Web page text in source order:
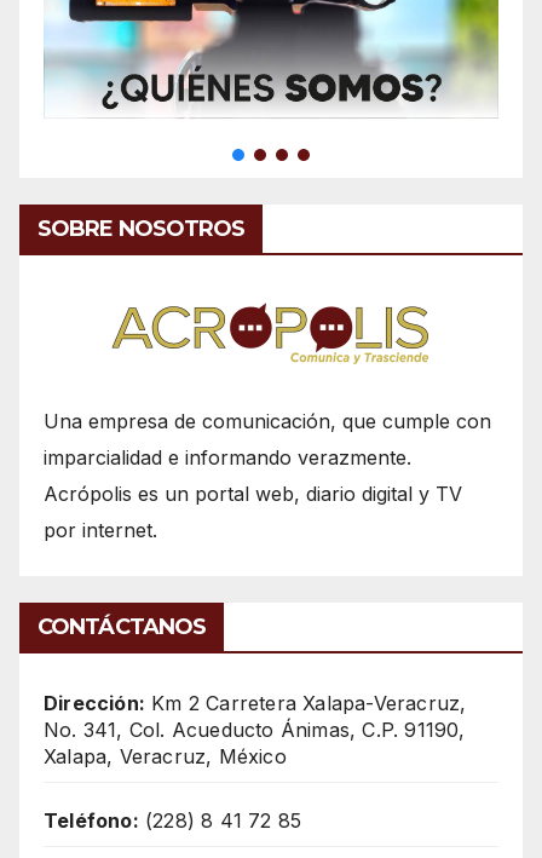
SOBRE NOSOTROS
Una empresa de comunicación, que cumple con
imparcialidad e informando verazmente.
Acrópolis es un portal web, diario digital y TV
por internet.
CONTÁCTANOS
Dirección: Km 2 Carretera Xalapa-Veracruz,
No. 341, Col. Acueducto Ánimas, C.P. 91190,
Xalapa, Veracruz, México
Teléfono: (228) 8 41 72 85